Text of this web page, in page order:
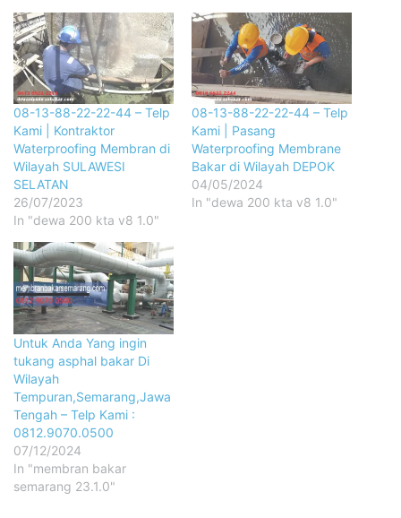
08-13-88-22-22-44 – Telp
Kami | Kontraktor
Waterproofing Membran di
Wilayah SULAWESI
SELATAN
26/07/2023
In "dewa 200 kta v8 1.0"
08-13-88-22-22-44 – Telp
Kami | Pasang
Waterproofing Membrane
Bakar di Wilayah DEPOK
04/05/2024
In "dewa 200 kta v8 1.0"
Untuk Anda Yang ingin
tukang asphal bakar Di
Wilayah
Tempuran,Semarang,Jawa
Tengah – Telp Kami :
0812.9070.0500
07/12/2024
In "membran bakar
semarang 23.1.0"